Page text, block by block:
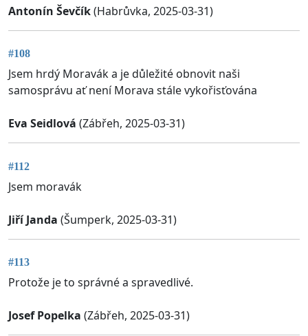
Antonín Ševčík(Habrůvka, 2025-03-31)
#108
Jsem hrdý Moravák a je důležité obnovit naši
samosprávu ať není Morava stále vykořisťována
Eva Seidlová (Zábřeh, 2025-03-31)
#112
Jsem moravák
Jiří Janda (Šumperk, 2025-03-31)
#113
Protože je to správné a spravedlivé.
Josef Popelka (Zábřeh, 2025-03-31)